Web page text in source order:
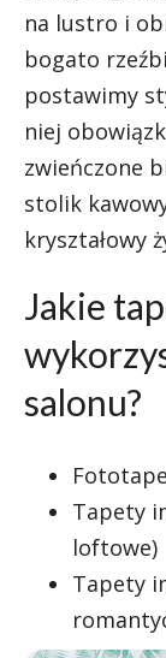
na lustro i
bogato
postawimy
niej
zwieńczone
stolik
kryształowy
Jakie
salonu?
Tapety
loftowe)
Tapety